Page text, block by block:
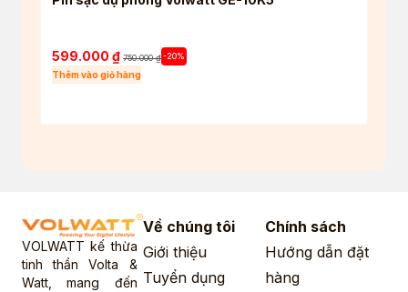
599.000 ₫ 750.000₫-20%
Thêm vào giỏ hàng
VOLWATT kế thừa
tinh thần Volta &
Watt, mang đến
Về chúng tôi
Giới thiệu
Tuyển dụng
Chính sách
Hướng dẫn đặt
hàng